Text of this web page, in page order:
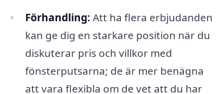
Förhandling: Att ha flera erbjudanden
kan ge dig en starkare position när du
diskuterar pris och villkor med
fönsterputsarna; de är mer benägna
att vara flexibla om de vet att du har